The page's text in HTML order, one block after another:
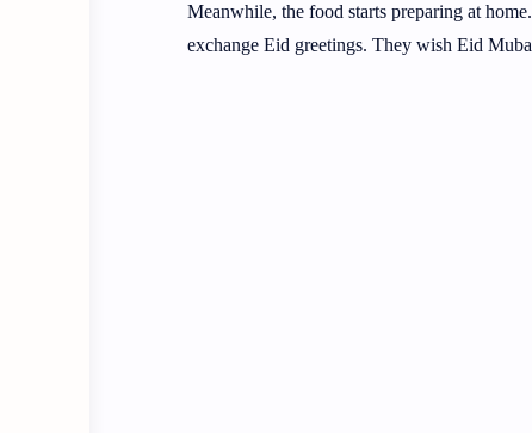
Meanwhile, the food starts preparing at
exchange Eid greetings. They wish Eid